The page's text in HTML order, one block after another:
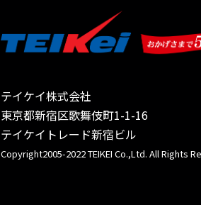
テイケイ株式会社
東京都新宿区歌舞伎町1-1-16
テイケイトレード新宿ビル
Copyright2005-2022 TEIKEI Co.,Ltd. All Rights